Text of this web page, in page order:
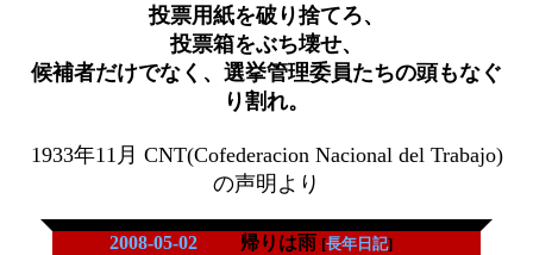
投票用紙を破り捨てろ、
投票箱をぶち壊せ、
候補者だけでなく、選挙管理委員たちの頭もなぐ
り割れ。
1933年11月 CNT(Cofederacion Nacional del Trabajo)
の声明より
2008-05-02 帰りは雨 [長年日記]